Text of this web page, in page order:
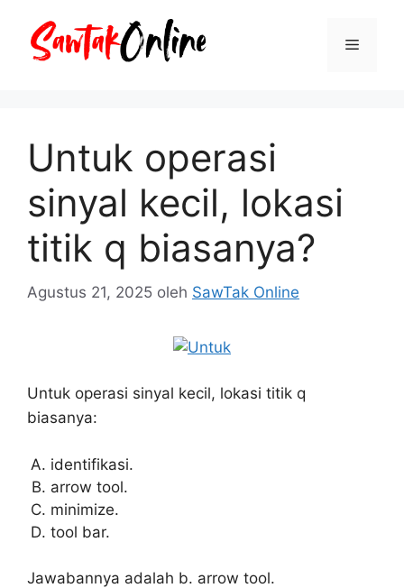
Menu
Untuk operasi
sinyal kecil, lokasi
titik q biasanya?
Agustus 21, 2025 oleh SawTak Online
Untuk operasi sinyal kecil, lokasi titik q
biasanya:
identifikasi.
arrow tool.
minimize.
tool bar.
Jawabannya adalah b. arrow tool.